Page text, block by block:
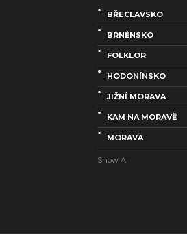
BŘECLAVSKO
BRNĚNSKO
FOLKLOR
HODONÍNSKO
JIŽNÍ MORAVA
KAM NA MORAVĚ
MORAVA
Show All